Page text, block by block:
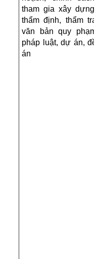
tham gia xây dựng;
thẩm định, thẩm tra
văn bản quy phạm
pháp luật, dự án, đề
án